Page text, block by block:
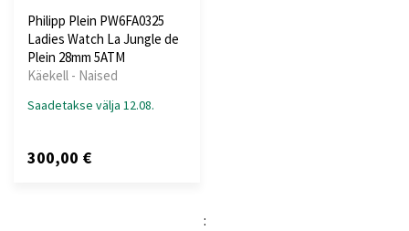
Philipp Plein PW6FA0325
Ladies Watch La Jungle de
Plein 28mm 5ATM
Käekell - Naised
Saadetakse välja 12.08.
300,00 €
: